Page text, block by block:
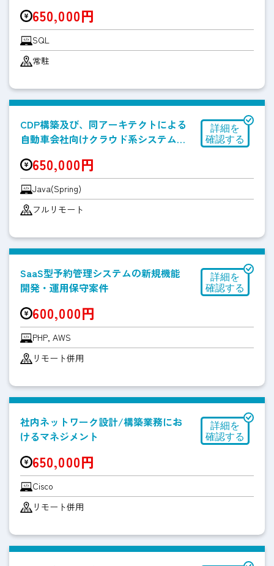
650,000円
SQL
常駐
CDP構築及び、同アーキテクトによる
自動車会社向けクラウド系システム開
650,000円
Java(Spring)
フルリモート
SaaS型予約管理システムの新規機能
開発・運用保守案件
600,000円
PHP, AWS
リモート併用
社内ネットワーク設計/構築業務にお
けるマネジメント
650,000円
Cisco
リモート併用